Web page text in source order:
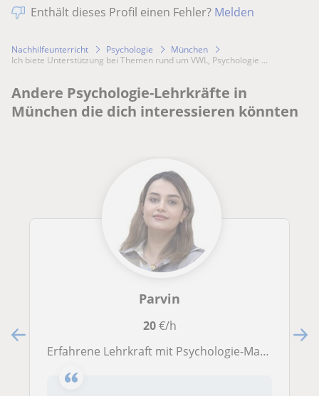
Enthält dieses Profil einen Fehler? Melden
Nachhilfeunterricht Psychologie
München
Ich biete Unterstützung bei Themen rund um VWL, Psychologie ...
Andere Psychologie-Lehrkräfte in
München die dich interessieren könnten
Parvin
20€/h
Erfahrene Lehrkraft mit Psychologie-Master bietet geduldige und individuelle Nachhilfe in Frankfurt/online